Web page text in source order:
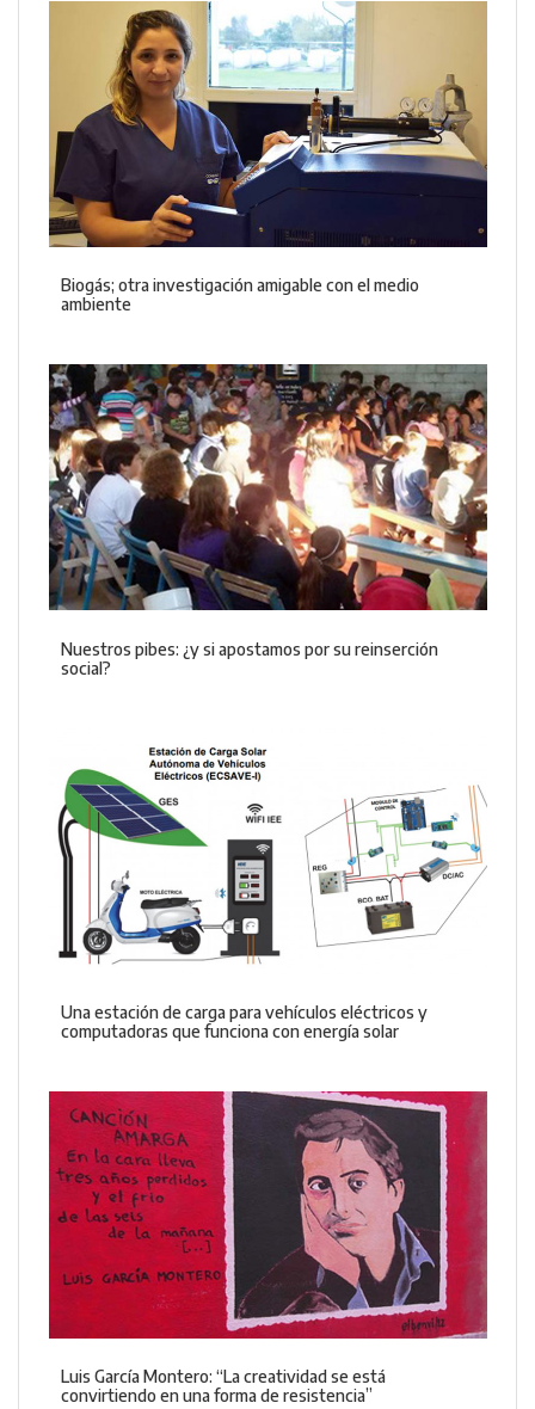
Biogás; otra investigación amigable con el medio
ambiente
Nuestros pibes: ¿y si apostamos por su reinserción
social?
Una estación de carga para vehículos eléctricos y
computadoras que funciona con energía solar
Luis García Montero: “La creatividad se está
convirtiendo en una forma de resistencia”